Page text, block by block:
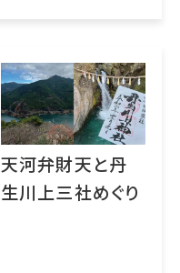
天河弁財天と丹
生川上三社めぐり